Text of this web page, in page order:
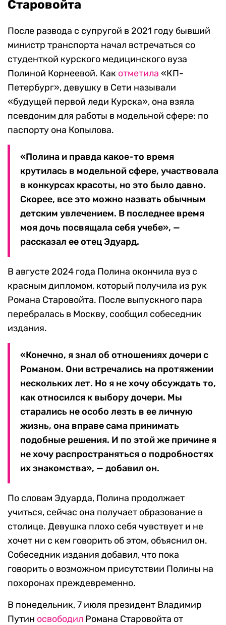
Старовойта
После развода с супругой в 2021 году бывший
министр транспорта начал встречаться со
студенткой курского медицинского вуза
Полиной Корнеевой. Как отметила «КП-
Петербург», девушку в Сети называли
«будущей первой леди Курска», она взяла
псевдоним для работы в модельной сфере: по
паспорту она Копылова.
«Полина и правда какое-то время
крутилась в модельной сфере, участвовала
в конкурсах красоты, но это было давно.
Скорее, все это можно назвать обычным
детским увлечением. В последнее время
моя дочь посвящала себя учебе», —
рассказал ее отец Эдуард.
В августе 2024 года Полина окончила вуз с
красным дипломом, который получила из рук
Романа Старовойта. После выпускного пара
перебралась в Москву, сообщил собеседник
издания.
«Конечно, я знал об отношениях дочери с
Романом. Они встречались на протяжении
нескольких лет. Но я не хочу обсуждать то,
как относился к выбору дочери. Мы
старались не особо лезть в ее личную
жизнь, она вправе сама принимать
подобные решения. И по этой же причине я
не хочу распространяться о подробностях
их знакомства», — добавил он.
По словам Эдуарда, Полина продолжает
учиться, сейчас она получает образование в
столице. Девушка плохо себя чувствует и не
хочет ни с кем говорить об этом, объяснил он.
Собеседник издания добавил, что пока
говорить о возможном присутствии Полины на
похоронах преждевременно.
В понедельник, 7 июля президент Владимир
Путин освободил Романа Старовойта от